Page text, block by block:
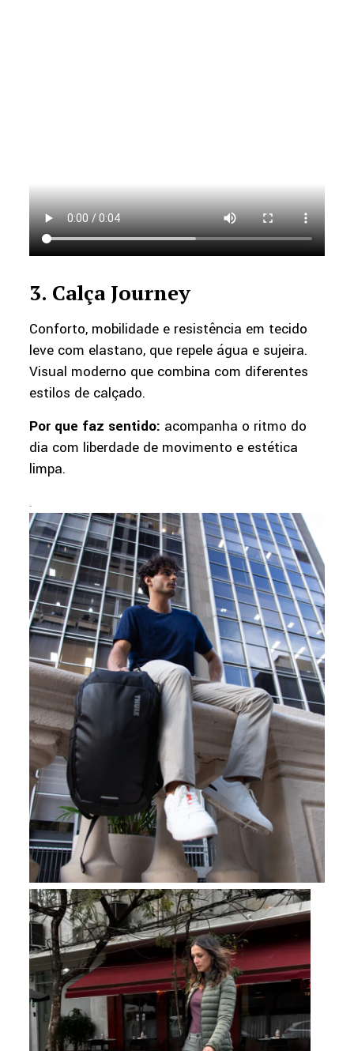
3. Calça Journey
Conforto, mobilidade e resistência em tecido
leve com elastano, que repele água e sujeira.
Visual moderno que combina com diferentes
estilos de calçado.
Por que faz sentido: acompanha o ritmo do
dia com liberdade de movimento e estética
limpa.